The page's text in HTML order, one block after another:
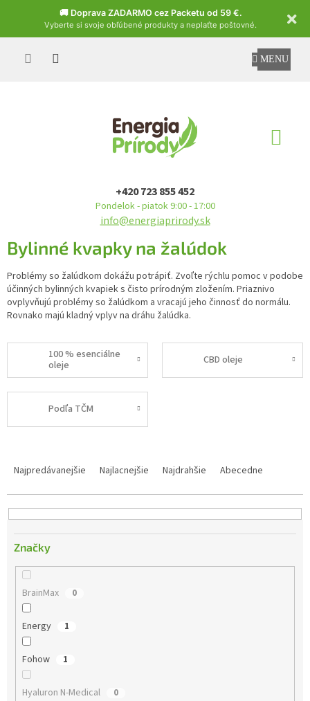
🚚 Doprava ZADARMO cez Packetu od 59 €.
Vyberte si svoje obľúbené produkty a neplaťte poštovné.
Czech
+420 723 855 452
Pondelok - piatok 9:00 - 17:00
info@energiaprirody.sk
Bylinné kvapky na žalúdok
Problémy so žalúdkom dokážu potrápiť. Zvoľte rýchlu pomoc v podobe
účinných bylinných kvapiek s čisto prírodným zložením. Priaznivo
ovplyvňujú problémy so žalúdkom a vracajú jeho činnosť do normálu.
Rovnako majú kladný vplyv na dráhu žalúdka.
100 % esenciálne
oleje
CBD oleje
Podľa TČM
e
Najpredávanejšie Najlacnejšie Najdrahšie Abecedne
Značky
BrainMax 0
Energy 1
Fohow 1
Hyaluron N-Medical 0